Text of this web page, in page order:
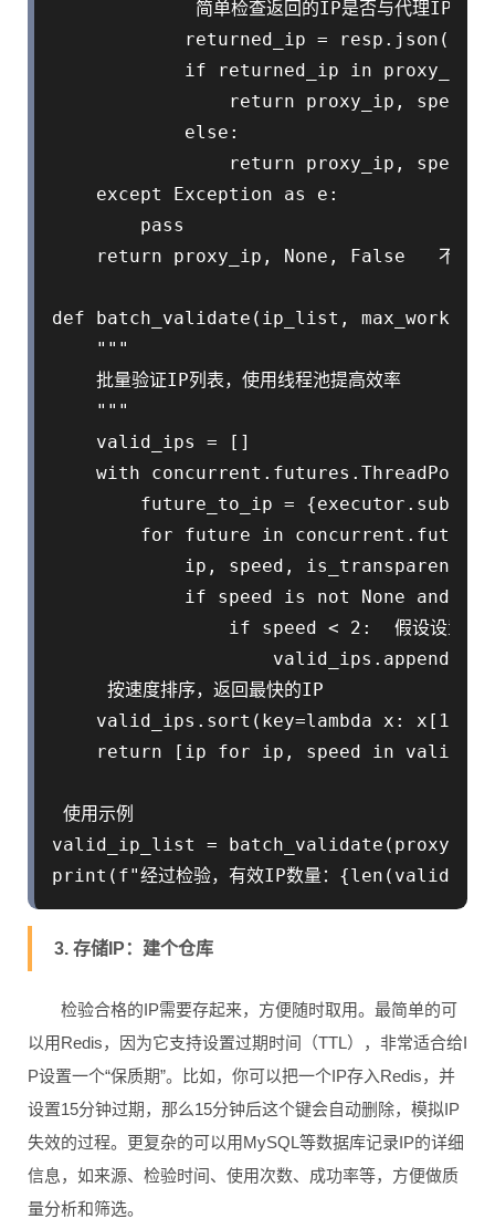
简单检查返回的IP是否与代理IP一致
returned_ip =
            if returned_ip in proxy_ip:
return proxy_ip, speed,
            else:
return proxy_ip, speed,
    except Exception as e:
        pass
    return proxy_ip, None, False   不可用
def batch_validate(ip_list,
    """
    批量验证IP列表，使用线程池提高效率
    """
    valid_ips = []
with
future_to_ip =
for future in
ip, speed, is_transparent =
if speed is not None and not
if speed < 2:  假设设置速
     按速度排序，返回最快的IP
    valid_ips.sort(key=lambda x: x[1])
return [ip for ip, speed in
使用示例
valid_ip_list =
3. 存储IP：建个仓库
检验合格的IP需要存起来，方便随时取用。最简单的可
以用Redis，因为它支持设置过期时间（TTL），非常适合给I
P设置一个“保质期”。比如，你可以把一个IP存入Redis，并
设置15分钟过期，那么15分钟后这个键会自动删除，模拟IP
失效的过程。更复杂的可以用MySQL等数据库记录IP的详细
信息，如来源、检验时间、使用次数、成功率等，方便做质
量分析和筛选。